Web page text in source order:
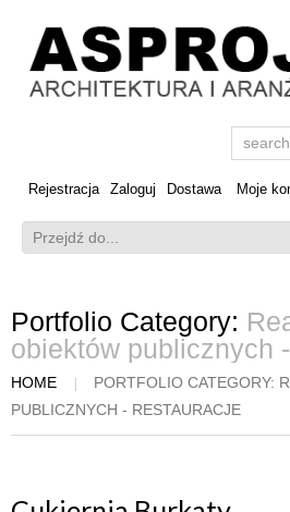
Rejestracja Zaloguj Dostawa Moje
Portfolio Category:
obiektów publicznych
HOME
PORTFOLIO CATEGORY:
PUBLICZNYCH - RESTAURACJE